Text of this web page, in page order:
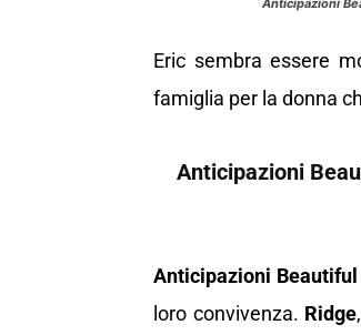
Anticipazioni
Eric sembra essere
famiglia per la donna
Anticipazioni
Anticipazioni
loro convivenza. Ridge,